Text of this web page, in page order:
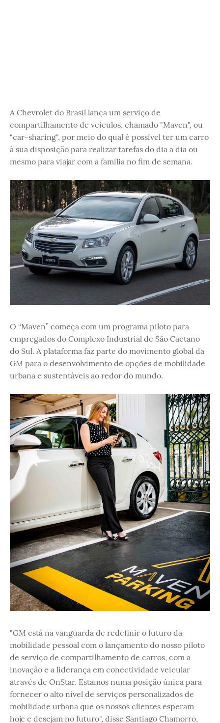
A Chevrolet do Brasil lança um serviço de
compartilhamento de veículos, chamado "Maven", ou
"car-sharing", por meio do qual é possível ter um carro
à sua disposição para realizar tarefas do dia a dia ou
mesmo para viajar com a família no fim de semana.
O “Maven” começa com um programa piloto para
empregados do Complexo Industrial de São Caetano
do Sul. A plataforma faz parte do movimento global da
GM para o desenvolvimento de opções de mobilidade
urbana e sustentáveis ao redor do mundo.
"GM está na vanguarda de redefinir o futuro da
mobilidade pessoal com o lançamento do nosso piloto
de serviço de compartilhamento de carros, com a
inovação e a liderança em conectividade veicular
através de OnStar. Estamos numa posição única para
fornecer o alto nível de serviços personalizados de
mobilidade urbana que os nossos clientes esperam
hoje e desejam no futuro", disse Santiago Chamorro,